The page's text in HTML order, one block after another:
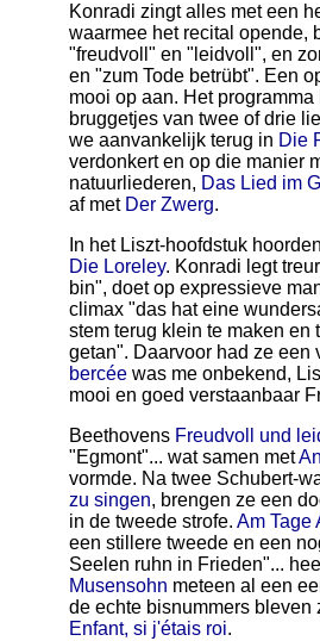
Konradi zingt alles met een
waarmee het recital opende,
"freudvoll" en "leidvoll", en
en "zum Tode betrübt". Een
mooi op aan. Het
bruggetjes van twee of drie
we aanvankelijk terug in Die
verdonkert en op die manier
natuurliederen, Das Lied im
af met Der Zwerg.
In het Liszt-hoofdstuk
Die Loreley. Konradi legt
bin", doet op expressieve
climax "das hat eine
stem terug klein te maken
getan". Daarvoor had ze een
bercée was me onbekend,
mooi en goed verstaanbaar
Beethovens Freudvoll und
"Egmont"... wat samen met
vormde. Na twee Schubert-
zu singen, brengen ze een
in de tweede strofe. Am Tage
een stillere tweede en een
Seelen ruhn in Frieden"...
Musensohn meteen al een
de echte bisnummers bleven
Enfant, si j'étais roi.